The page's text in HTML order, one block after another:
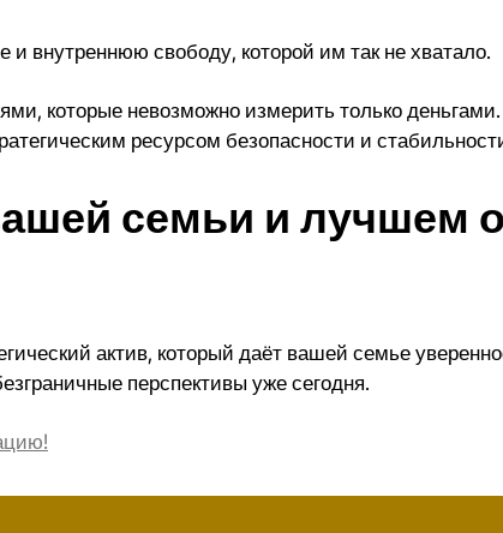
внутреннюю свободу, которой им так не хватало.
которые невозможно измерить только
ресурсом безопасности и
семьи и лучшем
актив, который даёт вашей семье
перспективы уже сегодня.